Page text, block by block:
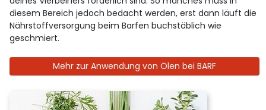
diesem Bereich jedoch bedacht werden, erst dann läuft die
Nährstoffversorgung beim Barfen buchstäblich wie
geschmiert.
Mehr zur Anwendung von Ölen bei BARF